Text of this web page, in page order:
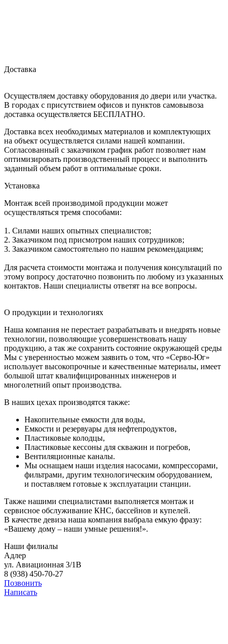
Доставка
Осуществляем доставку оборудования до двери или участка.
В городах с присутствием офисов и пунктов самовывоза
доставка осуществляется БЕСПЛАТНО.
Доставка всех необходимых материалов и комплектующих
на объект осуществляется силами нашей компании.
Согласованный с заказчиком график работ позволяет нам
оптимизировать производственный процесс и выполнить
заданный объем работ в оптимальные сроки.
Установка
Монтаж всей производимой продукции может
осуществляться тремя способами:
1. Силами наших опытных специалистов;
2. Заказчиком под присмотром наших сотрудников;
3. Заказчиком самостоятельно по нашим рекомендациям;
Для расчета стоимости монтажа и получения консультаций по
этому вопросу достаточно позвонить по любому из указанных
контактов. Наши специалисты ответят на все вопросы.
О продукции и технологиях
Наша компания не перестает разрабатывать и внедрять новые
технологии, позволяющие усовершенствовать нашу
продукцию, а так же сохранить состояние окружающей среды
Мы с уверенностью можем заявить о том, что «Серво-Юг»
использует высокопрочные и качественные материалы, имеет
большой штат квалифицированных инженеров и
многолетний опыт производства.
В наших цехах производятся также:
Накопительные емкости для воды,
Емкости и резервуары для нефтепродуктов,
Пластиковые колодцы,
Пластиковые кессоны для скважин и погребов,
Вентиляционные каналы.
Мы оснащаем наши изделия насосами, компрессорами,
фильтрами, другим технологическим оборудованием,
и поставляем готовые к эксплуатации станции.
Также нашими специалистами выполняется монтаж и
сервисное обслуживание КНС, бассейнов и купелей.
В качестве девиза наша компания выбрала емкую фразу:
«Вашему дому – наши умные решения!».
Наши филиалы
Адлер
ул. Авиационная 3/1В
8 (938) 450-70-27
Позвонить
Написать